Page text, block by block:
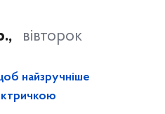
вівторок
найзручніше